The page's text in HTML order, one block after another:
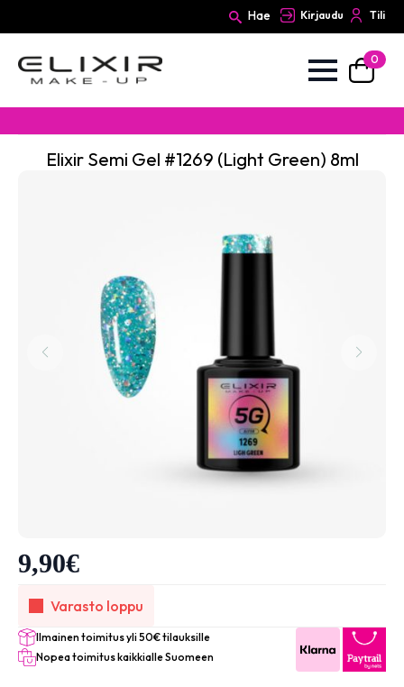
Hae Kirjaudu Tili
0
Elixir Semi Gel #1269 (Light Green) 8ml
9,90€
Varasto loppu
Ilmainen toimitus yli 50€ tilauksille
Nopea toimitus kaikkialle Suomeen